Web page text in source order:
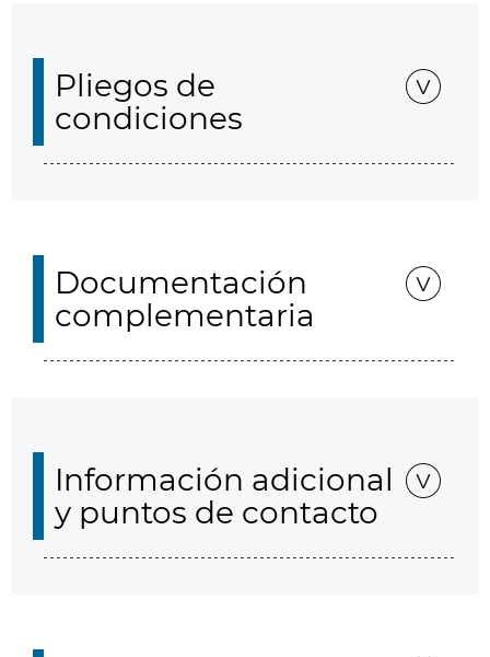
Pliegos de
condiciones
Documentación
complementaria
Información adicional
y puntos de contacto